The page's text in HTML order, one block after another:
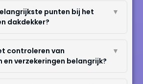
punten bij het
dakdekker?
▼
controleren van
en verzekeringen belangrijk?
▼